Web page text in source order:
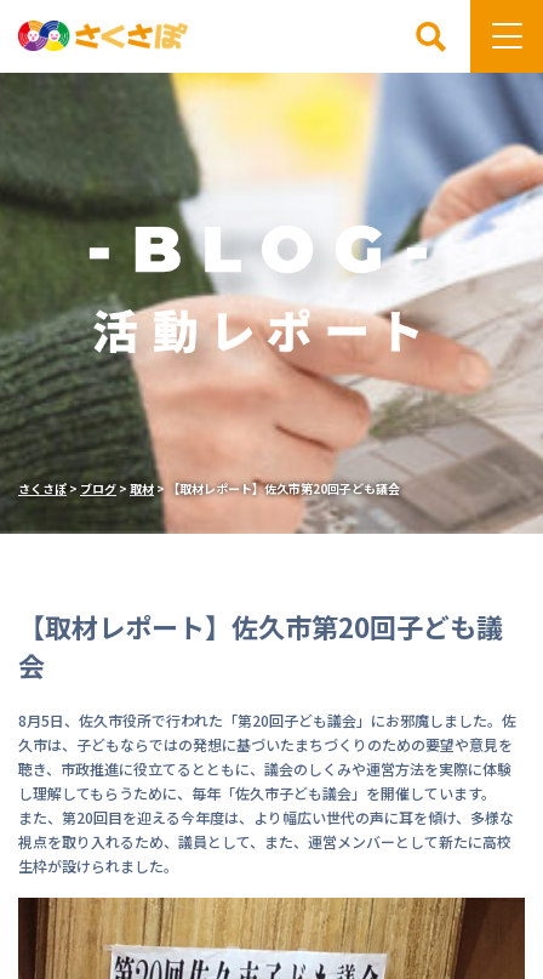
検索
さくさぽ > ブログ > 取材> 【取材レポート】佐久市第20回子ども議会
【取材レポート】佐久市第20回子ども議
会
8月5日、佐久市役所で行われた「第20回子ども議会」にお邪魔しました。佐
久市は、子どもならではの発想に基づいたまちづくりのための要望や意見を
聴き、市政推進に役立てるとともに、議会のしくみや運営方法を実際に体験
し理解してもらうために、毎年「佐久市子ども議会」を開催しています。
また、第20回目を迎える今年度は、より幅広い世代の声に耳を傾け、多様な
視点を取り入れるため、議員として、また、運営メンバーとして新たに高校
生枠が設けられました。